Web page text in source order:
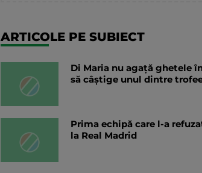
ARTICOLE PE SUBIECT
Di Maria nu agață ghetele
să câștige unul dintre
Prima echipă care l-a
la Real Madrid